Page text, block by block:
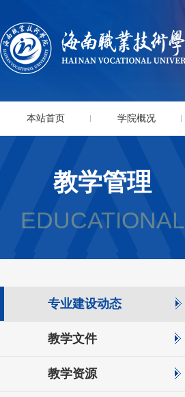
本站首页 学院概况
教学管理
EDUCATIONAL
专业建设动态
教学文件
教学资源